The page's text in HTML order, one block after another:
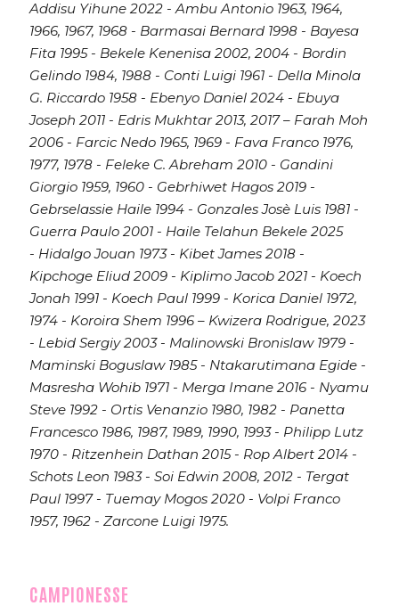
Addisu Yihune 2022 - Ambu Antonio 1963, 1964,
1966, 1967, 1968 - Barmasai Bernard 1998 - Bayesa
Fita 1995 - Bekele Kenenisa 2002, 2004 - Bordin
Gelindo 1984, 1988 - Conti Luigi 1961 - Della Minola
G. Riccardo 1958 - Ebenyo Daniel 2024 - Ebuya
Joseph 2011 - Edris Mukhtar 2013, 2017 – Farah Moh
2006 - Farcic Nedo 1965, 1969 - Fava Franco 1976,
1977, 1978 - Feleke C. Abreham 2010 - Gandini
Giorgio 1959, 1960 - Gebrhiwet Hagos 2019 -
Gebrselassie Haile 1994 - Gonzales Josè Luis 1981 -
Guerra Paulo 2001 - Haile Telahun Bekele 2025
- Hidalgo Jouan 1973 - Kibet James 2018 -
Kipchoge Eliud 2009 - Kiplimo Jacob 2021 - Koech
Jonah 1991 - Koech Paul 1999 - Korica Daniel 1972,
1974 - Koroira Shem 1996 – Kwizera Rodrigue, 2023
- Lebid Sergiy 2003 - Malinowski Bronislaw 1979 -
Maminski Boguslaw 1985 - Ntakarutimana Egide -
Masresha Wohib 1971 - Merga Imane 2016 - Nyamu
Steve 1992 - Ortis Venanzio 1980, 1982 - Panetta
Francesco 1986, 1987, 1989, 1990, 1993 - Philipp Lutz
1970 - Ritzenhein Dathan 2015 - Rop Albert 2014 -
Schots Leon 1983 - Soi Edwin 2008, 2012 - Tergat
Paul 1997 - Tuemay Mogos 2020 - Volpi Franco
1957, 1962 - Zarcone Luigi 1975.
CAMPIONESSE